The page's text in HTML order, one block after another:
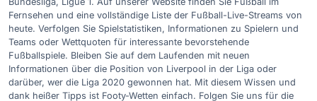
Fernsehen und eine vollständige Liste der Fußball-Live-Streams von
heute. Verfolgen Sie Spielstatistiken, Informationen zu Spielern und
Teams oder Wettquoten für interessante bevorstehende
Fußballspiele. Bleiben Sie auf dem Laufenden mit neuen
Informationen über die Position von Liverpool in der Liga oder
darüber, wer die Liga 2020 gewonnen hat. Mit diesem Wissen und
dank heißer Tipps ist Footy-Wetten einfach. Folgen Sie uns für die